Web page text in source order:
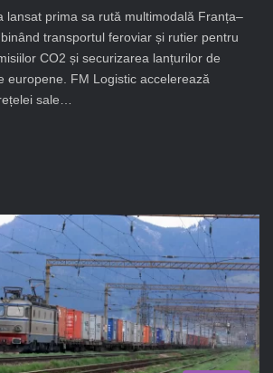
lansat prima sa rută multimodală Franța–
transportul feroviar și rutier pentru
CO2 și securizarea lanțurilor de
europene. FM Logistic accelerează
sale…